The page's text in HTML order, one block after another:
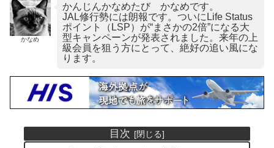
かなめ
かんじんかなめたび かなめです。
JAL修行勢には朗報です。ついにLife Status
ポイント（LSP）が“まさかの2倍”になる大
型キャンペーンが発表されました。来年の上
級会員を狙う方にとって、絶好の追い風にな
ります。
目次